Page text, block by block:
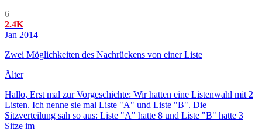
6
2.4K
Jan 2014
Zwei Möglichkeiten des Nachrückens von einer Liste
Älter
Hallo, Erst mal zur Vorgeschichte: Wir hatten eine Listenwahl mit 2
Listen. Ich nenne sie mal Liste "A" und Liste "B". Die
Sitzverteilung sah so aus: Liste "A" hatte 8 und Liste "B" hatte 3
Sitze im